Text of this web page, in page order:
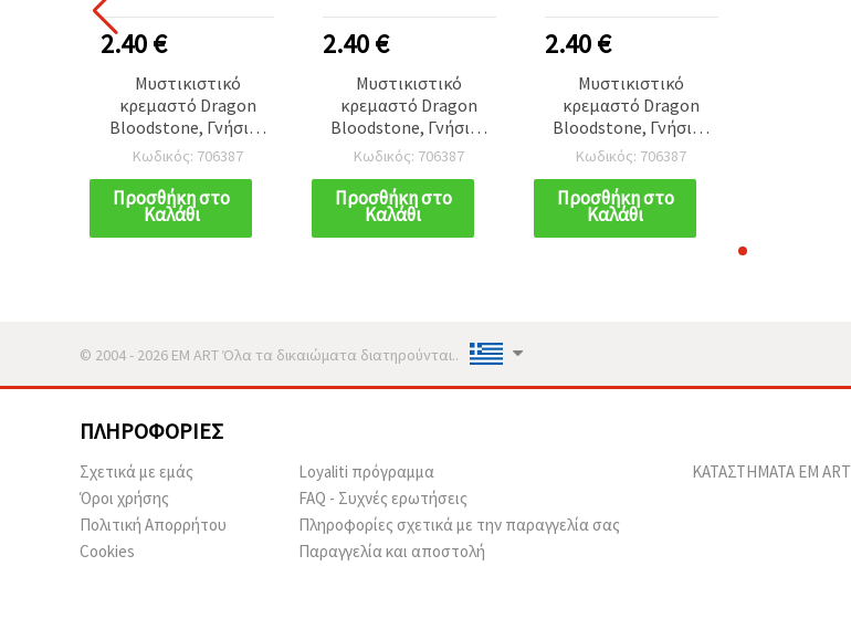
2.40 €
Μυστικιστικό
κρεμαστό Dragon
Bloodstone, Γνήσιος
Επιδώτης
14x20~20x28 mm,
ασορτί
Κωδικός: 706387
Προσθήκη στο
Καλάθι
2.40 €
Μυστικιστικό
κρεμαστό Dragon
Bloodstone, Γνήσιος
Επιδώτης
14x20~20x28 mm,
ασορτί
Κωδικός: 706387
Προσθήκη στο
Καλάθι
2.40 €
Μυστικιστικό
κρεμαστό Dragon
Bloodstone, Γνήσιος
Επιδώτης
14x20~20x28 mm,
ασορτί
Κωδικός: 706387
Προσθήκη στο
Καλάθι
© 2004 - 2026 EM ART Όλα τα δικαιώματα διατηρούνται..
ΠΛΗΡΟΦΟΡΊΕΣ
Σχετικά με εμάς
Όροι χρήσης
Πολιτική Απορρήτου
Cookies
Loyaliti πρόγραμμα
FAQ - Συχνές ερωτήσεις
Πληροφορίες σχετικά με την παραγγελία σας
Παραγγελία και αποστολή
ΚΑΤΑΣΤΗΜΑΤΑ EM ART